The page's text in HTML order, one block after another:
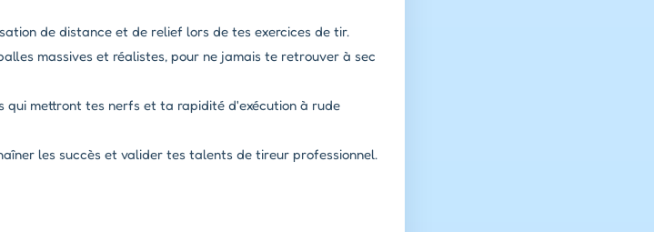
de distance et de relief lors de tes exercices de tir.
massives et réalistes, pour ne jamais te retrouver à sec
qui mettront tes nerfs et ta rapidité d'exécution à rude
les succès et valider tes talents de tireur professionnel.